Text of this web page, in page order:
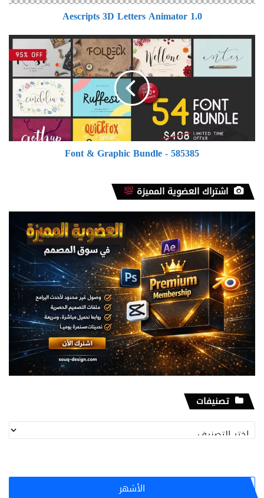
Aescripts 3D Letters Animator 1.0
Font
Graphic
Bundle
Font & Graphic Bundle - 585385
اشتراك العضوية المميزة
تصنيفات
تصنيفات
الأشهر